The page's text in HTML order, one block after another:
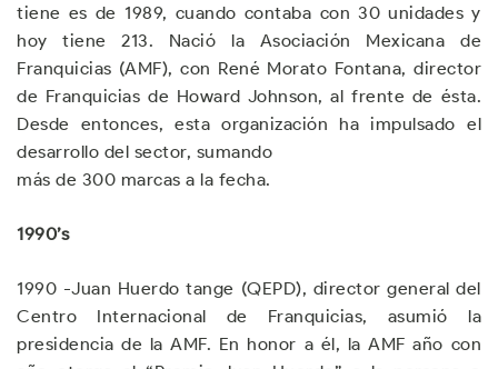
tiene es de 1989, cuando contaba con 30 unidades y
hoy tiene 213. Nació la Asociación Mexicana de
Franquicias (AMF), con René Morato Fontana, director
de Franquicias de Howard Johnson, al frente de ésta.
Desde entonces, esta organización ha impulsado el
desarrollo del sector, sumando
más de 300 marcas a la fecha.
1990’s
1990 -Juan Huerdo tange (QEPD), director general del
Centro Internacional de Franquicias, asumió la
presidencia de la AMF. En honor a él, la AMF año con